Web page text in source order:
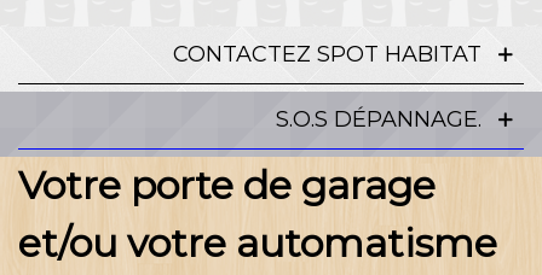
CONTACTEZ SPOT HABITAT
S.O.S DÉPANNAGE.
Votre porte de garage
et/ou votre automatisme